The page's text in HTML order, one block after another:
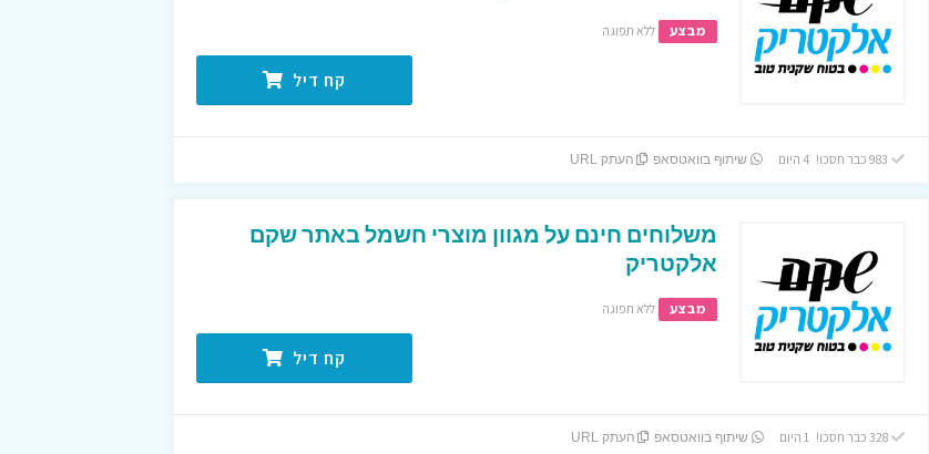
מבצע ללא תפוגה
קח דיל
שיתוף בוואטסאפ העתק URL
משלוחים חינם על מגוון מוצרי חשמל באתר שקם
אלקטריק
מבצע ללא תפוגה
קח דיל
328 כבר חסכו! 1 היום שיתוף בוואטסאפ העתק URL